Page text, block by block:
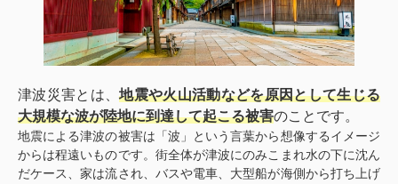
津波災害とは、地震や火山活動などを原因として生じる
大規模な波が陸地に到達して起こる被害のことです。
地震による津波の被害は「波」という言葉から想像するイメージ
からは程遠いものです。街全体が津波にのみこまれ水の下に沈ん
だケース、家は流され、バスや電車、大型船が海側から打ち上げ